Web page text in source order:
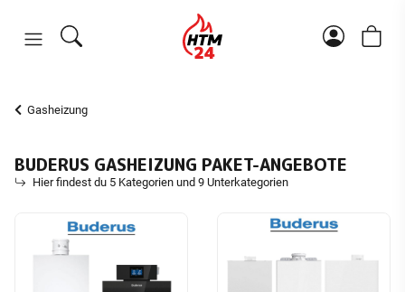
Gasheizung
BUDERUS GASHEIZUNG PAKET-ANGEBOTE
Hier findest du 5 Kategorien und 9 Unterkategorien